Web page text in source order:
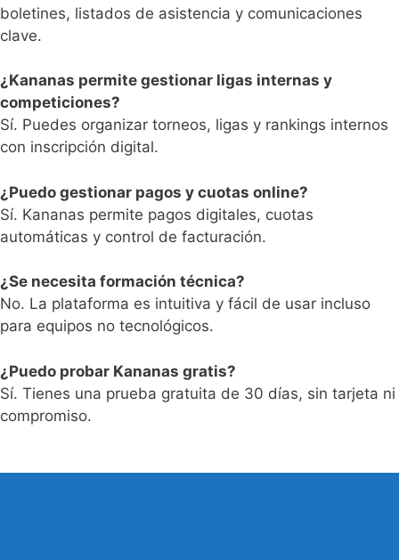
boletines, listados de asistencia y comunicaciones
clave.
¿Kananas permite gestionar ligas internas y
competiciones?
Sí. Puedes organizar torneos, ligas y rankings internos
con inscripción digital.
¿Puedo gestionar pagos y cuotas online?
Sí. Kananas permite pagos digitales, cuotas
automáticas y control de facturación.
¿Se necesita formación técnica?
No. La plataforma es intuitiva y fácil de usar incluso
para equipos no tecnológicos.
¿Puedo probar Kananas gratis?
Sí. Tienes una prueba gratuita de 30 días, sin tarjeta ni
compromiso.